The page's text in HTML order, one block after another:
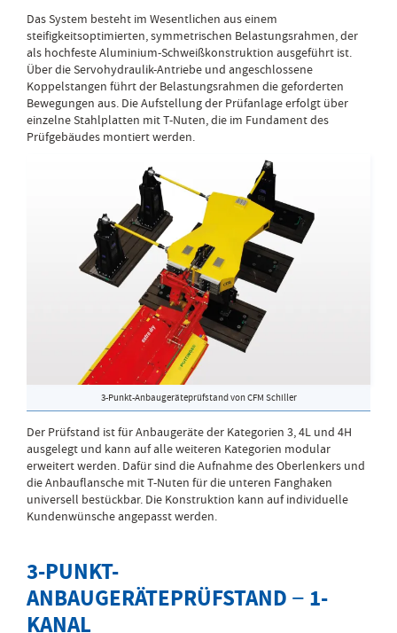
Das System besteht im Wesentlichen aus einem
steifigkeitsoptimierten, symmetrischen Belastungsrahmen, der
als hochfeste Aluminium-Schweißkonstruktion ausgeführt ist.
Über die Servohydraulik-Antriebe und angeschlossene
Koppelstangen führt der Belastungsrahmen die geforderten
Bewegungen aus. Die Aufstellung der Prüfanlage erfolgt über
einzelne Stahlplatten mit T-Nuten, die im Fundament des
Prüfgebäudes montiert werden.
3-Punkt-Anbaugeräteprüfstand von CFM Schiller
Der Prüfstand ist für Anbaugeräte der Kategorien 3, 4L und 4H
ausgelegt und kann auf alle weiteren Kategorien modular
erweitert werden. Dafür sind die Aufnahme des Oberlenkers und
die Anbauflansche mit T-Nuten für die unteren Fanghaken
universell bestückbar. Die Konstruktion kann auf individuelle
Kundenwünsche angepasst werden.
3-PUNKT-
ANBAUGERÄTEPRÜFSTAND − 1-
KANAL